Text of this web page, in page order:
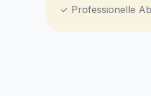
✓ Professionelle